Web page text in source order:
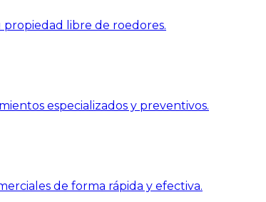
libre de roedores.
especializados y preventivos.
de forma rápida y efectiva.